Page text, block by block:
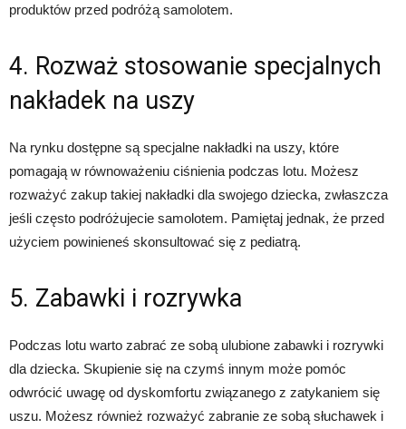
produktów przed podróżą samolotem.
4. Rozważ stosowanie specjalnych
nakładek na uszy
Na rynku dostępne są specjalne nakładki na uszy, które
pomagają w równoważeniu ciśnienia podczas lotu. Możesz
rozważyć zakup takiej nakładki dla swojego dziecka, zwłaszcza
jeśli często podróżujecie samolotem. Pamiętaj jednak, że przed
użyciem powinieneś skonsultować się z pediatrą.
5. Zabawki i rozrywka
Podczas lotu warto zabrać ze sobą ulubione zabawki i rozrywki
dla dziecka. Skupienie się na czymś innym może pomóc
odwrócić uwagę od dyskomfortu związanego z zatykaniem się
uszu. Możesz również rozważyć zabranie ze sobą słuchawek i